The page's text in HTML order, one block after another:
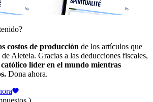
costos de producción de los artículos que
Aleteia. Gracias a las deducciones fiscales,
líder en el mundo mientras
Dona ahora.
)